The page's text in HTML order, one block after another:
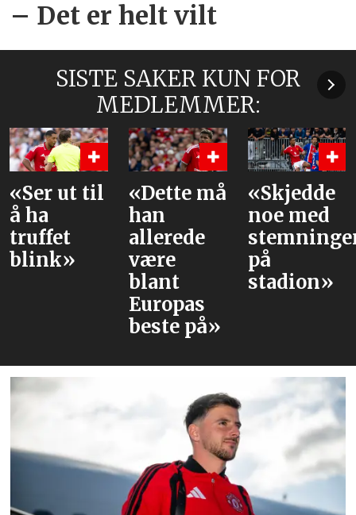
– Det er helt vilt
SISTE SAKER KUN FOR
MEDLEMMER:
«Dette må
han
allerede
være
«Skjedde
noe med
stemningen
på
stadion»
Dette er
PSG-
stjernene
United
trolig